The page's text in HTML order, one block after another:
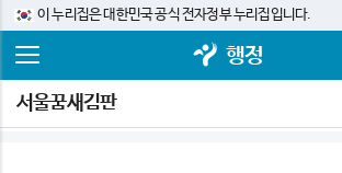
이 누리집은 대한민국 공식 전자정부 누리집입니다.
행정
서울꿈새김판